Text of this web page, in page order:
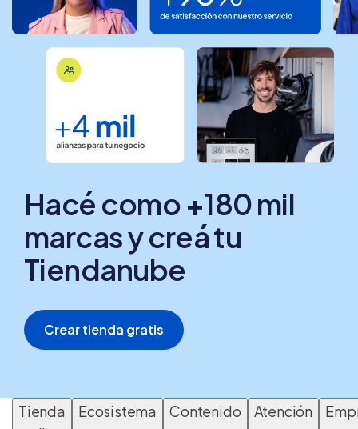
Hacé como +180 mil
marcas y creá tu
Tiendanube
Crear tienda gratis
Tienda
Ecosistema Contenido Atención